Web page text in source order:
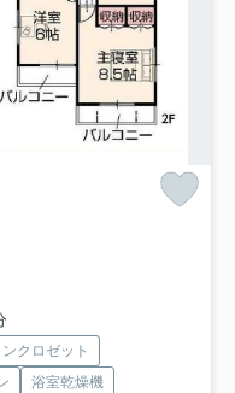
クロゼット
浴室乾燥機